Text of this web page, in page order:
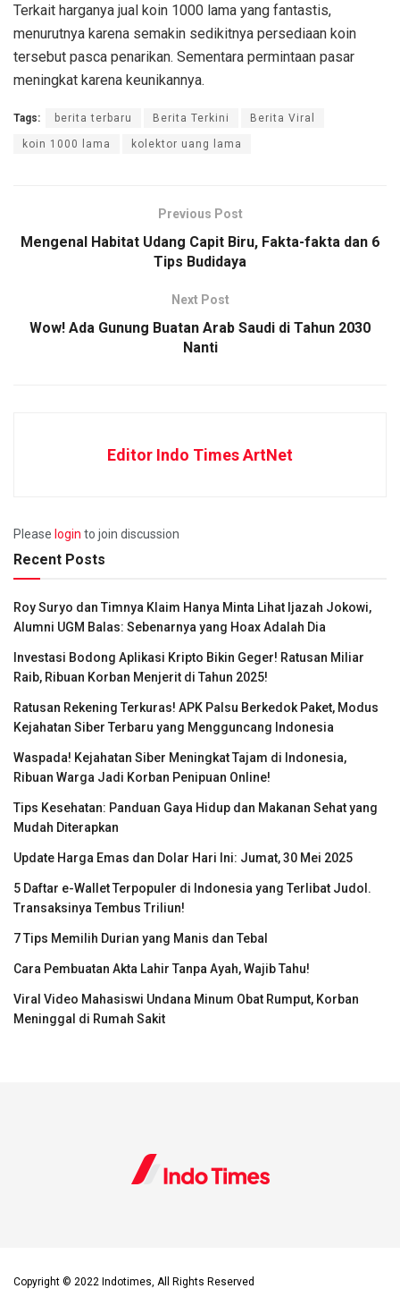
Terkait harganya jual koin 1000 lama yang fantastis,
menurutnya karena semakin sedikitnya persediaan koin
tersebut pasca penarikan. Sementara permintaan pasar
meningkat karena keunikannya.
Tags: berita terbaru Berita Terkini Berita Viral
koin 1000 lama kolektor uang lama
Previous Post
Mengenal Habitat Udang Capit Biru, Fakta-fakta dan 6
Tips Budidaya
Next Post
Wow! Ada Gunung Buatan Arab Saudi di Tahun 2030
Nanti
Editor Indo Times ArtNet
Please login to join discussion
Recent Posts
Roy Suryo dan Timnya Klaim Hanya Minta Lihat Ijazah Jokowi,
Alumni UGM Balas: Sebenarnya yang Hoax Adalah Dia
Investasi Bodong Aplikasi Kripto Bikin Geger! Ratusan Miliar
Raib, Ribuan Korban Menjerit di Tahun 2025!
Ratusan Rekening Terkuras! APK Palsu Berkedok Paket, Modus
Kejahatan Siber Terbaru yang Mengguncang Indonesia
Waspada! Kejahatan Siber Meningkat Tajam di Indonesia,
Ribuan Warga Jadi Korban Penipuan Online!
Tips Kesehatan: Panduan Gaya Hidup dan Makanan Sehat yang
Mudah Diterapkan
Update Harga Emas dan Dolar Hari Ini: Jumat, 30 Mei 2025
5 Daftar e-Wallet Terpopuler di Indonesia yang Terlibat Judol.
Transaksinya Tembus Triliun!
7 Tips Memilih Durian yang Manis dan Tebal
Cara Pembuatan Akta Lahir Tanpa Ayah, Wajib Tahu!
Viral Video Mahasiswi Undana Minum Obat Rumput, Korban
Meninggal di Rumah Sakit
Copyright © 2022 Indotimes, All Rights Reserved